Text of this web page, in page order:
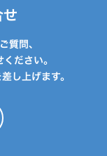
質問、
ださい。
し上げます。